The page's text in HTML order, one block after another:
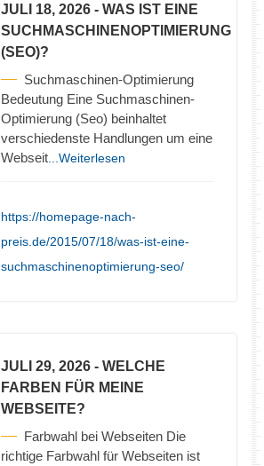
JULI 18, 2026 - WAS IST EINE
SUCHMASCHINENOPTIMIERUNG
(SEO)?
Suchmaschinen-Optimierung
Bedeutung Eine Suchmaschinen-
Optimierung (Seo) beinhaltet
verschiedenste Handlungen um eine
Webseit ...Weiterlesen
https://homepage-nach-
preis.de/2015/07/18/was-ist-eine-
suchmaschinenoptimierung-seo/
JULI 29, 2026 - WELCHE
FARBEN FÜR MEINE
WEBSEITE?
Farbwahl bei Webseiten Die
richtige Farbwahl für Webseiten ist